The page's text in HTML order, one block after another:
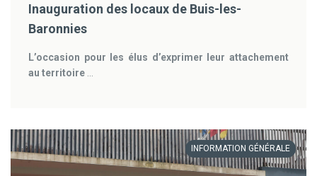
Inauguration des locaux de Buis-les-
Baronnies
L’occasion pour les élus d’exprimer leur attachement
au territoire
INFORMATION GÉNÉRALE